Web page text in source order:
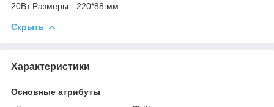
20Вт Размеры - 220*88 мм
Скрыть
Характеристики
Основные атрибуты